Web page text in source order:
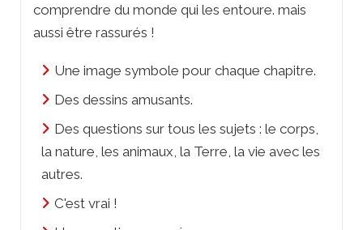
comprendre du monde qui les entoure. mais
aussi être rassurés !
Une image symbole pour chaque chapitre.
Des dessins amusants.
Des questions sur tous les sujets : le corps,
la nature, les animaux, la Terre, la vie avec les
autres.
C'est vrai !